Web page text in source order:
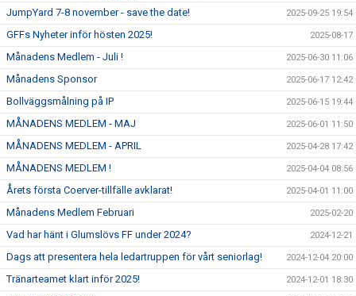
JumpYard 7-8 november - save the date! 2025-09-25 19:54
GFFs Nyheter inför hösten 2025! 2025-08-17
Månadens Medlem - Juli ! 2025-06-30 11:06
Månadens Sponsor 2025-06-17 12:42
Bollväggsmålning på IP 2025-06-15 19:44
MÅNADENS MEDLEM - MAJ 2025-06-01 11:50
MÅNADENS MEDLEM - APRIL 2025-04-28 17:42
MÅNADENS MEDLEM ! 2025-04-04 08:56
Årets första Coerver-tillfälle avklarat! 2025-04-01 11:00
Månadens Medlem Februari 2025-02-20
Vad har hänt i Glumslövs FF under 2024? 2024-12-21
Dags att presentera hela ledartruppen för vårt seniorlag! 2024-12-04 20:00
Tränarteamet klart inför 2025! 2024-12-01 18:30